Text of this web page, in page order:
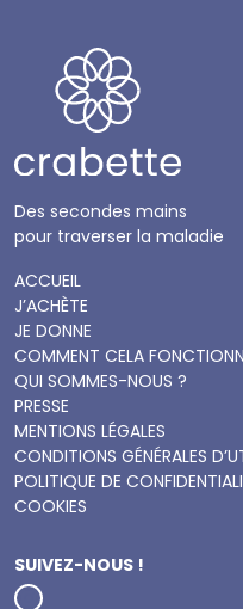
Des secondes mains
pour traverser la maladie
ACCUEIL
J’ACHÈTE
JE DONNE
COMMENT CELA
QUI SOMMES-NOUS ?
PRESSE
MENTIONS LÉGALES
CONDITIONS GÉNÉRALES
POLITIQUE DE
COOKIES
SUIVEZ-NOUS !
Instagram